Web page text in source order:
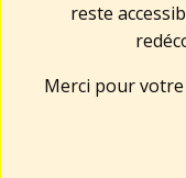
reste
Merci pour